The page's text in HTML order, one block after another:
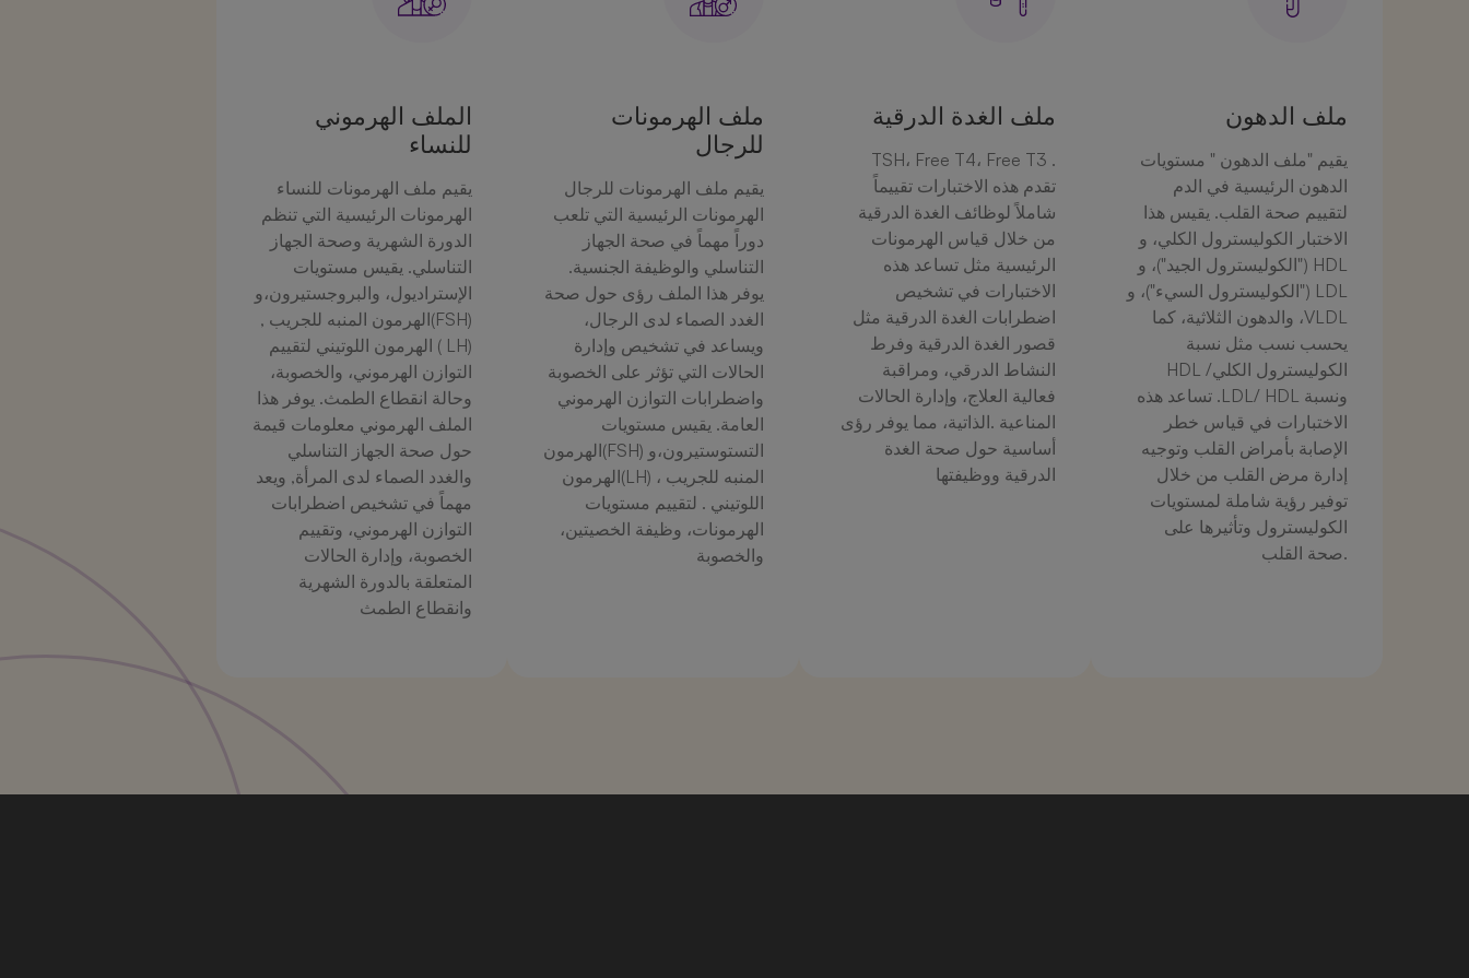
ملف الدهون
يقيم "ملف الدهون " مستويات
الدهون الرئيسية في الدم
لتقييم صحة القلب. يقيس هذا
الاختبار الكوليسترول الكلي، و
HDL ("الكوليسترول الجيد")، و
LDL ("الكوليسترول السيء")، و
VLDL، والدهون الثلاثية، كما
يحسب نسب مثل نسبة
الكوليسترول الكلي/ HDL
ونسبة LDL/ HDL. تساعد هذه
الاختبارات في قياس خطر
الإصابة بأمراض القلب وتوجيه
إدارة مرض القلب من خلال
توفير رؤية شاملة لمستويات
الكوليسترول وتأثيرها على
.صحة القلب
ملف الغدة الدرقية
. TSH، Free T4، Free T3
تقدم هذه الاختبارات تقييماً
شاملاً لوظائف الغدة الدرقية
من خلال قياس الهرمونات
الرئيسية مثل تساعد هذه
الاختبارات في تشخيص
اضطرابات الغدة الدرقية مثل
قصور الغدة الدرقية وفرط
النشاط الدرقي، ومراقبة
فعالية العلاج، وإدارة الحالات
المناعية .الذاتية، مما يوفر رؤى
أساسية حول صحة الغدة
الدرقية ووظيفتها
ملف الهرمونات
للرجال
يقيم ملف الهرمونات للرجال
الهرمونات الرئيسية التي تلعب
دوراً مهماً في صحة الجهاز
التناسلي والوظيفة الجنسية.
يوفر هذا الملف رؤى حول صحة
الغدد الصماء لدى الرجال،
ويساعد في تشخيص وإدارة
الحالات التي تؤثر على الخصوبة
واضطرابات التوازن الهرموني
العامة. يقيس مستويات
التستوستيرون،و (FSH)الهرمون
المنبه للجريب ، (LH)الهرمون
اللوتيني . لتقييم مستويات
الهرمونات، وظيفة الخصيتين،
والخصوبة
الملف الهرموني
للنساء
يقيم ملف الهرمونات للنساء
الهرمونات الرئيسية التي تنظم
الدورة الشهرية وصحة الجهاز
التناسلي. يقيس مستويات
الإستراديول، والبروجستيرون،و
(FSH)الهرمون المنبه للجريب ,
(LH ) الهرمون اللوتيني لتقييم
التوازن الهرموني، والخصوبة،
وحالة انقطاع الطمث. يوفر هذا
الملف الهرموني معلومات قيمة
حول صحة الجهاز التناسلي
والغدد الصماء لدى المرأة, ويعد
مهماً في تشخيص اضطرابات
التوازن الهرموني، وتقييم
الخصوبة، وإدارة الحالات
المتعلقة بالدورة الشهرية
وانقطاع الطمث